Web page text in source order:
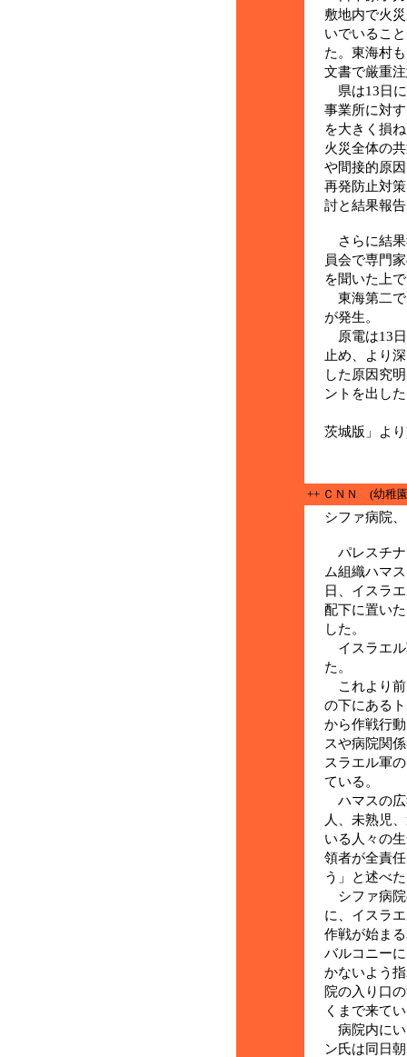
敷地内で火
いでいるこ
た。東海村
文書で厳重
県は13日に
事業所に対
を大きく損
火災全体の
間接的原因
再発防止対
討と結果報
さらに結果
員会で専門
を聞いた上
東海第二で
が発生。
原電は13日
止め、より
した原因究
ントを出し
茨城版」よ
++ ＣＮＮ (幼稚
シファ病院
パレスチナ
ム組織ハマ
日、イスラ
配下に置い
した。
イスラエル
た。
これより前
の下にある
から作戦行
スや病院関
スラエル軍
ている。
ハマスの広
人、未熟児
いる人々の
領者が全責
う」と述べ
シファ病院
に、イスラ
作戦が始ま
バルコニー
かないよう
院の入り口
くまで来て
病院内にい
ン氏は同日